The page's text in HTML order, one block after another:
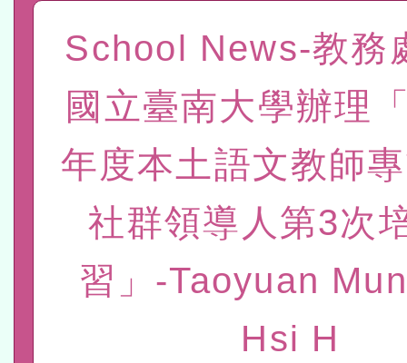
「數位內容與教學軟體線
有關大陸委員會函釋公務
赴陸應申請許可一案
轉知經濟部水利署委託財
研究院辦理「115年表揚
位及節水達人選拔活動」
115年8月22日(星期六)辦
市孔廟祈福系列活動—儒
2026年桃園地景藝術節教
本校115學年度第2次代理
結果公告(無人報名，續辦
適應運動共學行動站研習
本館辦理115年度閱讀磐
School News-教務
國立臺南大學辦理
年度本土語文教師
社群領導人第3次
習」-Taoyuan
Hsi H